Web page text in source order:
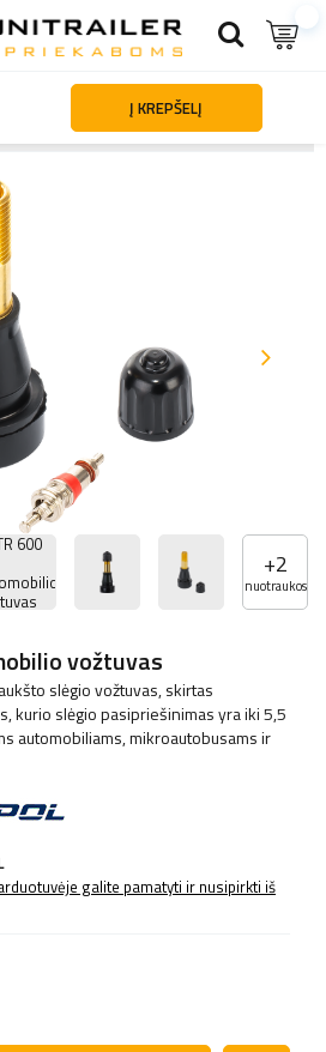
ratlankiai padangos Serviso dalys ir ratų
+2
nuotraukos
vožtuvas
slėgio vožtuvas, skirtas
kurio slėgio pasipriešinimas yra iki 5,5
automobiliams, mikroautobusams ir
galite pamatyti ir nusipirkti iš
Į KREPŠELĮ